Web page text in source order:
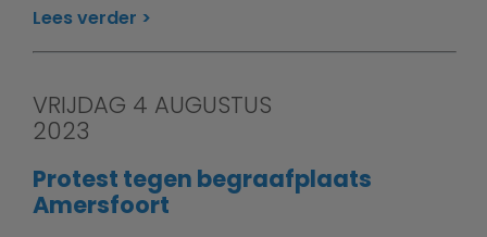
Lees verder
VRIJDAG 4 AUGUSTUS
2023
Protest tegen begraafplaats
Amersfoort